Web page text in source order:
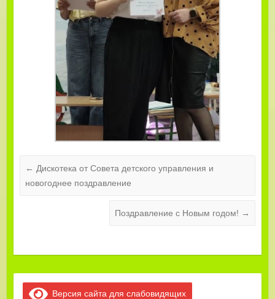
← Дискотека от Совета детского управления и
новогоднее поздравление
Поздравление с Новым годом! →
Версия сайта для слабовидящих